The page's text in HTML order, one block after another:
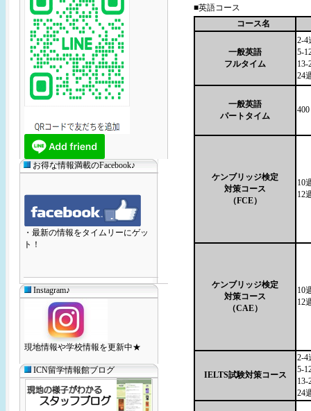
お得な情報満載のFacebook♪
・最新の情報をタイムリーにゲッ
ト！
Instagram♪
現地情報や学校情報を更新中★
ICN留学情報館ブログ
■英語コース
コース名
一般英語
フルタイム
2-4
5-
13-
24
一般英語
パートタイム
ケンブリッジ検定
対策コース
（FCE）
10
12
ケンブリッジ検定
対策コース
（CAE）
10
12
IELTS試験対策コース
2-4
5-
13-
24